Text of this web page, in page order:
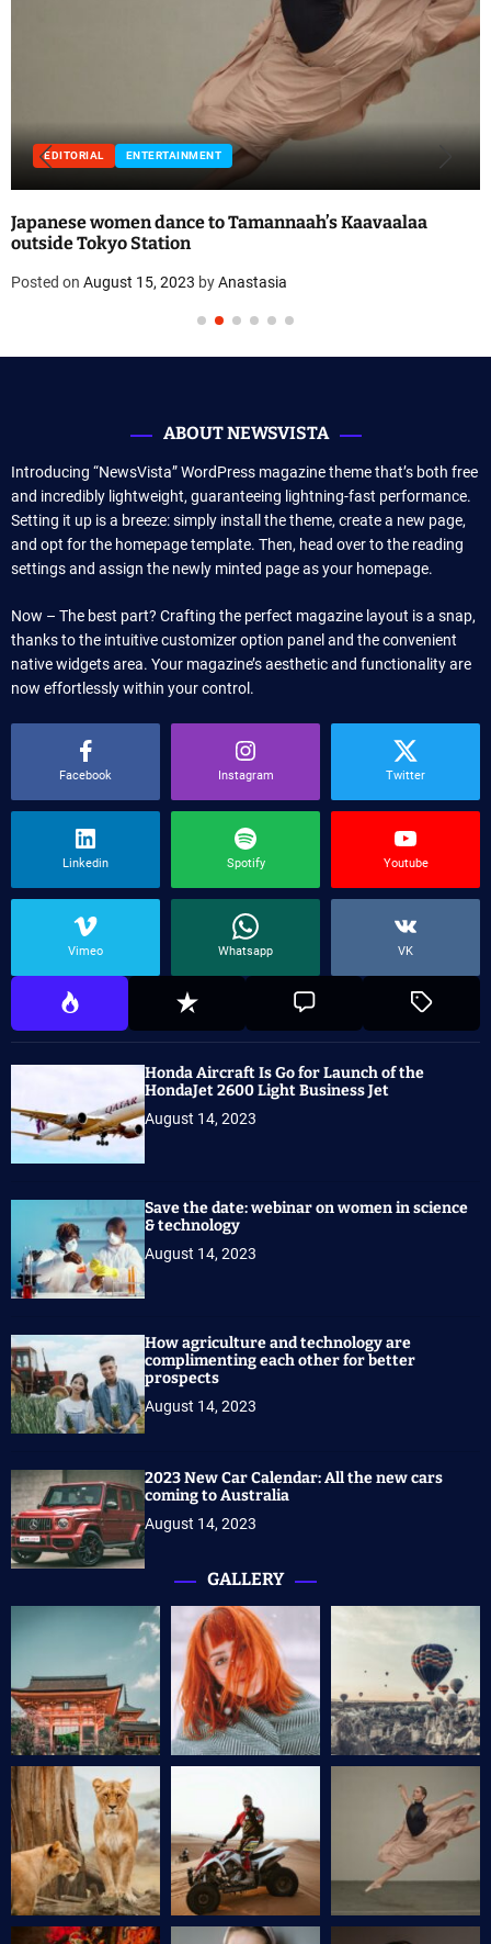
ENTERTAINMENT FEATURED
NMAS Final Concert for 64th Season Features
Llewellyn Sanchez-Werner
Posted onAugust 15, 2023
ABOUT NEWSVISTA
Introducing “NewsVista” WordPress magazine theme that’s both free
and incredibly lightweight, guaranteeing lightning-fast performance.
Setting it up is a breeze: simply install the theme, create a new page,
and opt for the homepage template. Then, head over to the reading
settings and assign the newly minted page as your homepage.
Now – The best part? Crafting the perfect magazine layout is a snap,
thanks to the intuitive customizer option panel and the convenient
native widgets area. Your magazine’s aesthetic and functionality are
now effortlessly within your control.
Facebook Instagram Twitter
Linkedin Spotify Youtube
Vimeo Whatsapp VK
Honda Aircraft Is Go for Launch of the
HondaJet 2600 Light Business Jet
August 14, 2023
Save the date: webinar on women in science
& technology
August 14, 2023
How agriculture and technology are
complimenting each other for better
prospects
August 14, 2023
2023 New Car Calendar: All the new cars
coming to Australia
August 14, 2023
GALLERY